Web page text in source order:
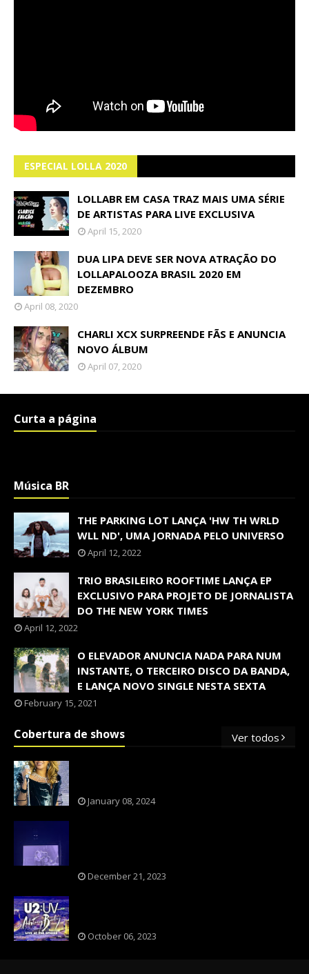
ESPECIAL LOLLA 2020
LOLLABR EM CASA TRAZ MAIS UMA SÉRIE
DE ARTISTAS PARA LIVE EXCLUSIVA
April 15, 2020
DUA LIPA DEVE SER NOVA ATRAÇÃO DO
LOLLAPALOOZA BRASIL 2020 EM
DEZEMBRO
April 08, 2020
CHARLI XCX SURPREENDE FÃS E ANUNCIA
NOVO ÁLBUM
April 07, 2020
Curta a página
Música BR
THE PARKING LOT LANÇA 'HW TH WRLD
WLL ND', UMA JORNADA PELO UNIVERSO
April 12, 2022
TRIO BRASILEIRO ROOFTIME LANÇA EP
EXCLUSIVO PARA PROJETO DE JORNALISTA
DO THE NEW YORK TIMES
April 12, 2022
O ELEVADOR ANUNCIA NADA PARA NUM
INSTANTE, O TERCEIRO DISCO DA BANDA,
E LANÇA NOVO SINGLE NESTA SEXTA
February 15, 2021
Cobertura de shows Ver todos
January 08, 2024
December 21, 2023
October 06, 2023